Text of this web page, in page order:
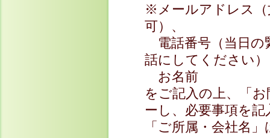
※メールアドレス（
可）、
電話番号（当日の
話にしてください）
お名前
をご記入の上、「
ーし、必要事項を
「ご所属・会社名